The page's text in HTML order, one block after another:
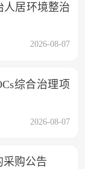
人居环境整治
2026-08-07
综合治理项
2026-08-07
采购公告